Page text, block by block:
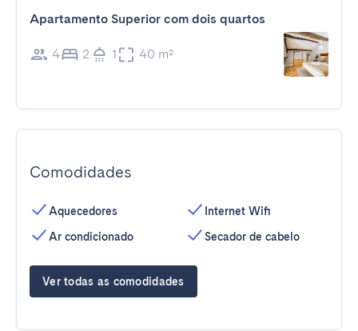
Apartamento Superior com dois quartos
4 2 1 40 m²
Comodidades
Aquecedores
Ar condicionado
Internet Wifi
Secador de cabelo
Ver todas as comodidades